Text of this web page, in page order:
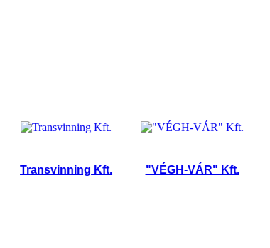
Transvinning Kft. "VÉGH-VÁR" Kft.